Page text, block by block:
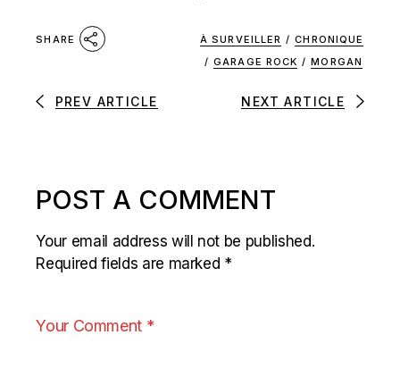
SHARE À SURVEILLER / CHRONIQUE
/ GARAGE ROCK / MORGAN
PREV ARTICLE NEXT ARTICLE
POST A COMMENT
Your email address will not be published.
Required fields are marked *